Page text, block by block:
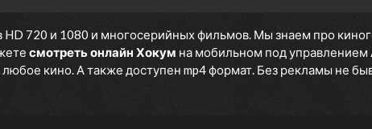
720 и 1080 и многосерийных фильмов. Мы знаем про
смотреть онлайн Хокум на мобильном под управлением
кино. А также доступен mp4 формат. Без рекламы не